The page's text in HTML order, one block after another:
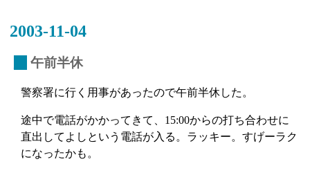
2003-11-04
午前半休
警察署に行く用事があったので午前半休した。
途中で電話がかかってきて、15:00からの打ち合わせに
直出してよしという電話が入る。ラッキー。すげーラク
になったかも。